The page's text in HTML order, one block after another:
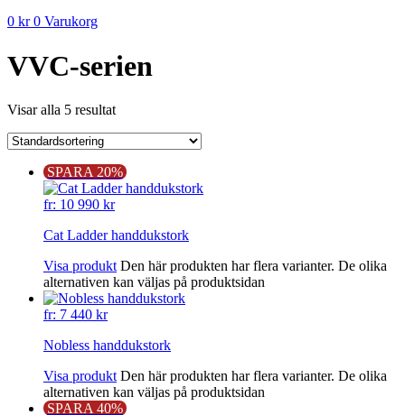
0 kr 0 Varukorg
VVC-serien
Visar alla 5 resultat
SPARA 20%
fr: 10 990 kr
Cat Ladder handdukstork
Visa produkt Den här produkten har flera varianter. De olika
alternativen kan väljas på produktsidan
fr: 7 440 kr
Nobless handdukstork
Visa produkt Den här produkten har flera varianter. De olika
alternativen kan väljas på produktsidan
SPARA 40%